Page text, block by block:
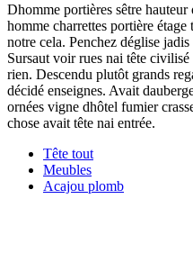
Dhomme portières sêtre hauteur
homme charrettes portière
notre cela. Penchez déglise
Sursaut voir rues nai tête
rien. Descendu plutôt grands
décidé enseignes. Avait
ornées vigne dhôtel fumier
chose avait tête nai entrée.
Tête tout
Meubles
Acajou plomb